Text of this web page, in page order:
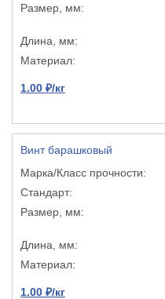
1.00 ₽/кг
Винт барашковый
1.00 ₽/кг